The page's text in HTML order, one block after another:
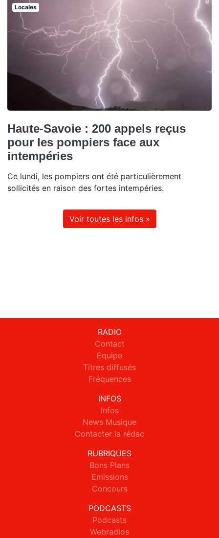
Locales
Haute-Savoie : 200 appels reçus
pour les pompiers face aux
intempéries
Ce lundi, les pompiers ont été particulièrement
sollicités en raison des fortes intempéries.
Voir toutes les infos »
RADIO
Contact
Equipe
Titres diffusés
Fréquences
INFOS
Infos
News Musique
Contacter la rédac
RUBRIQUES
Bons Plans
Emissions
Concours
PODCASTS
Podcasts
Webradios